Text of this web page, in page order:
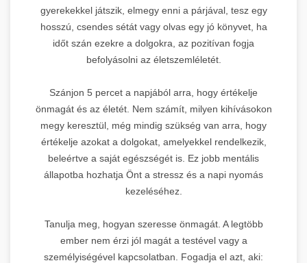
gyerekekkel játszik, elmegy enni a párjával, tesz egy
hosszú, csendes sétát vagy olvas egy jó könyvet, ha
időt szán ezekre a dolgokra, az pozitívan fogja
befolyásolni az életszemléletét.
Szánjon 5 percet a napjából arra, hogy értékelje
önmagát és az életét. Nem számít, milyen kihívásokon
megy keresztül, még mindig szükség van arra, hogy
értékelje azokat a dolgokat, amelyekkel rendelkezik,
beleértve a saját egészségét is. Ez jobb mentális
állapotba hozhatja Önt a stressz és a napi nyomás
kezeléséhez.
Tanulja meg, hogyan szeresse önmagát. A legtöbb
ember nem érzi jól magát a testével vagy a
személyiségével kapcsolatban. Fogadja el azt, aki: